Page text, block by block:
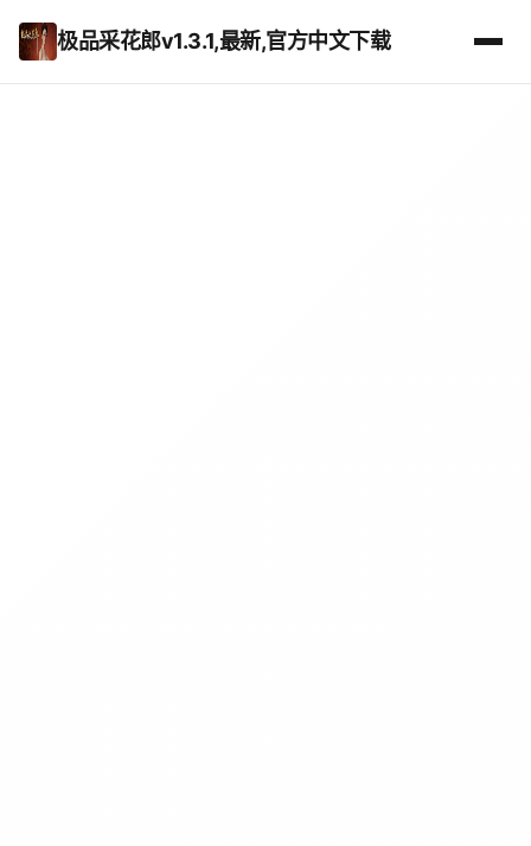
极品采花郎v1.3.1,最新,官方中文下载